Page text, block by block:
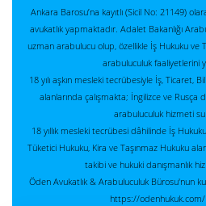
Ankara Barosu’na kayıtlı (Sicil No: 21149)
avukatlık yapmaktadır. Adalet Bakanlığı
uzman arabulucu olup, özellikle İş Hukuku ve
arabuluculuk faaliyetlerini
18 yılı aşkın mesleki tecrübesiyle İş, Ticaret,
alanlarında çalışmakta; İngilizce ve Rusça
arabuluculuk hizmeti
18 yıllık mesleki tecrübesi dâhilinde İş
Tüketici Hukuku, Kira ve Taşınmaz Hukuku
takibi ve hukuki danışmanlık
Öden Avukatlık & Arabuluculuk Bürosu'nun
https://